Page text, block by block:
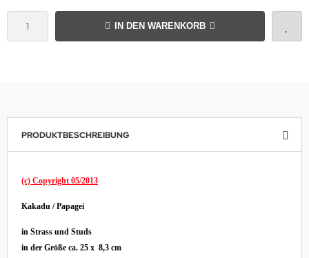
IN DEN WARENKORB
PRODUKTBESCHREIBUNG
(c) Copyright 05/2013
Kakadu / Papagei
in Strass und Studs
in der Größe ca. 25 x 8,3 cm